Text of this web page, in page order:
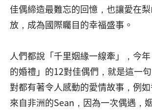
佳偶締造最難忘的回憶，也讓愛在
放，成為國際矚目的幸福盛事。
人們都說「千里姻緣一線牽」，今
的婚禮」的12對佳偶們，就是這一
對都有著令人感動的愛情故事，例
來自非洲的Sean，因為一次偶遇，